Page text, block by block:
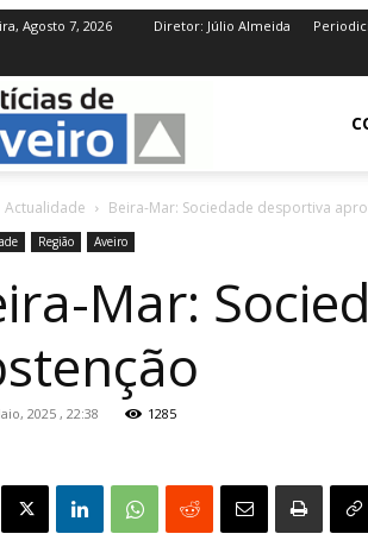
Agosto 7, 2026 Diretor: Júlio Almeida
NotíciasdeAveiro.pt
Actualidade Beira-Mar: Sociedade desportiva
Região Aveiro
Mar:
2025 , 22:38 1285